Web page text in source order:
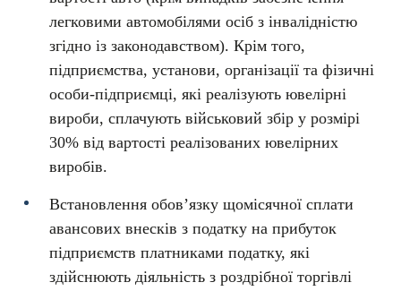
легковими автомобілями осіб з інвалідністю
згідно із законодавством). Крім того,
підприємства, установи, організації та фізичні
особи-підприємці, які реалізують ювелірні
вироби, сплачують військовий збір у розмірі
30% від вартості реалізованих ювелірних
виробів.
Встановлення обов’язку щомісячної сплати
авансових внесків з податку на прибуток
підприємств платниками податку, які
здійснюють діяльність з роздрібної торгівлі